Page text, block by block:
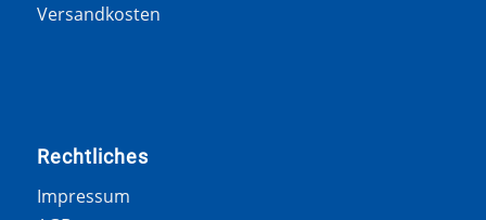
Versandkosten
Rechtliches
Impressum